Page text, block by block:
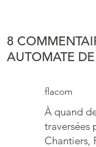
8
AUTOMATE
flacom
À quand
traversées
Chantiers,